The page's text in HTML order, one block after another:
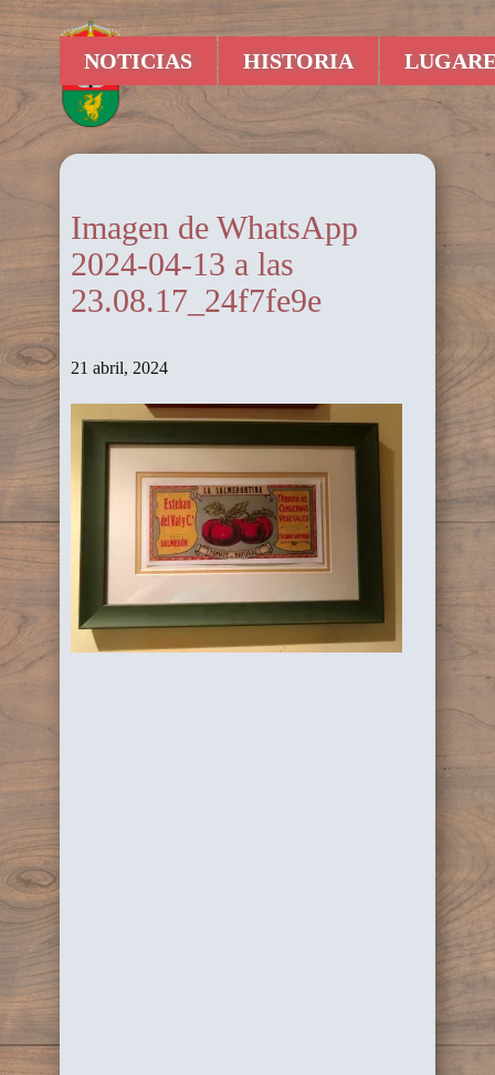
NOTICIAS HISTORIA
Imagen de WhatsApp
2024-04-13 a las
23.08.17_24f7fe9e
21 abril, 2024